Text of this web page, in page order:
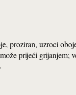
proziran, uzroci
prijeći grijanjem;